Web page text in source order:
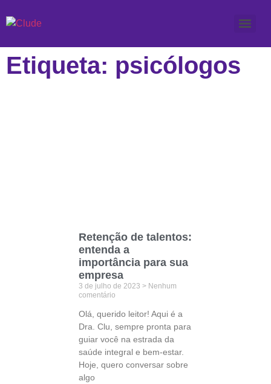
Etiqueta: psicólogos
Retenção de talentos:
entenda a
importância para sua
empresa
3 de julho de 2023
Nenhum
comentário
Olá, querido leitor! Aqui é a
Dra. Clu, sempre pronta para
guiar você na estrada da
saúde integral e bem-estar.
Hoje, quero conversar sobre
algo